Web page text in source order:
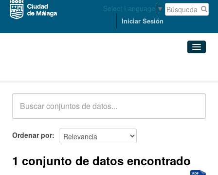
Select Language ▼
Iniciar Sesión
Acerca de
Ordenar por
1 conjunto de datos encontrado